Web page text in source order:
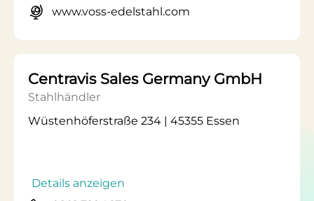
www.voss-edelstahl.com
Centravis Sales Germany GmbH
Stahlhändler
Wüstenhöferstraße 234 | 45355 Essen
Details anzeigen